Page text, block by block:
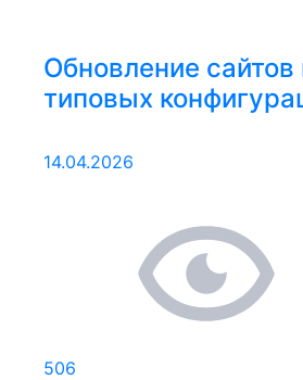
Обновление сайтов
типовых
14.04.2026
506